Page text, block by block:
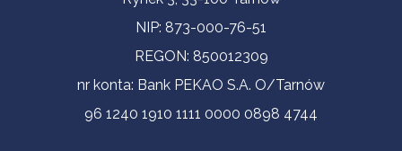
NIP: 873-000-76-51
REGON: 850012309
nr konta: Bank PEKAO S.A. O/Tarnów
96 1240 1910 1111 0000 0898 4744